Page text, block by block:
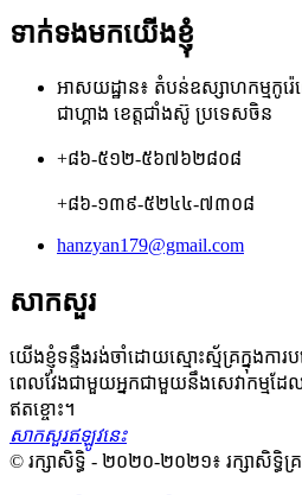
ទាក់ទងមកយើងខ្ញុំ
អាសយដ្ឋាន៖ តំបន់ឧស្សាហកម្មកូរ៉
ជាហ្គាង ខេត្តជាំងស៊ូ ប្រទេសចិន
+៨៦-៥១២-៥៦៧៦២៨០៨
+៨៦-១៣៩-៥២៤៤-៧៣០៨
hanzyan179@gmail.com
សាកសួរ
យើងខ្ញុំទន្ទឹងរង់ចាំដោយស្មោះស្ម័គ្រក្នុងការ
ពេលវែងជាមួយអ្នកជាមួយនឹងសេវាកម្មដែ
ឥតខ្ចោះ។
សាកសួរឥឡូវនេះ
© រក្សាសិទ្ធិ - ២០២០-២០២១៖ រក្សាសិទ្ធិគ្